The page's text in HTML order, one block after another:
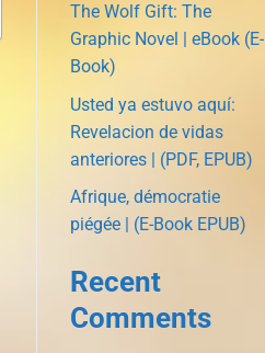
The Wolf Gift: The
Graphic Novel | eBook (E-
Book)
Usted ya estuvo aquí:
Revelacion de vidas
anteriores | (PDF, EPUB)
Afrique, démocratie
piégée | (E-Book EPUB)
Recent
Comments